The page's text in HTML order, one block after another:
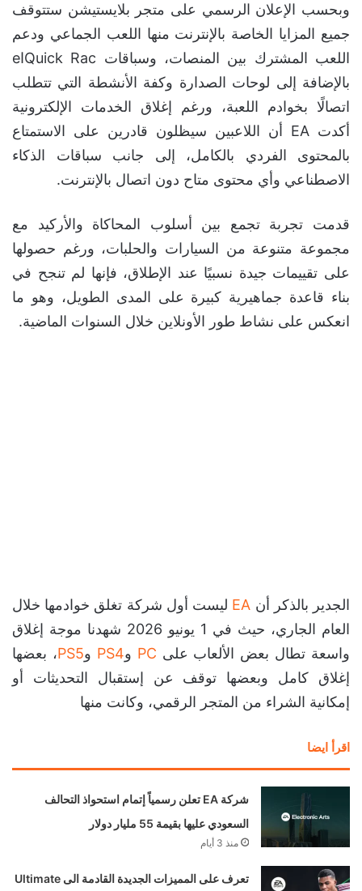
وبحسب الإعلان الرسمي على متجر بلايستيشن ستتوقف
جميع المزايا الخاصة بالإنترنت منها اللعب الجماعي ودعم
اللعب المشترك بين المنصات، وسباقات Quick Racاe
بالإضافة إلى لوحات الصدارة وكفة الأنشطة التي تتطلب
اتصالًا بخوادم اللعبة، ورغم إغلاق الخدمات الإلكترونية
أكدت EA أن اللاعبين سيظلون قادرين على الاستمتاع
بالمحتوى الفردي بالكامل، إلى جانب سباقات الذكاء
الاصطناعي وأي محتوى متاح دون اتصال بالإنترنت.
قدمت تجربة تجمع بين أسلوب المحاكاة والأركيد مع
مجموعة متنوعة من السيارات والحلبات، ورغم حصولها
على تقييمات جيدة نسبيًا عند الإطلاق، فإنها لم تنجح في
بناء قاعدة جماهيرية كبيرة على المدى الطويل، وهو ما
انعكس على نشاط طور الأونلاين خلال السنوات الماضية.
الجدير بالذكر أن EA ليست أول شركة تغلق خوادمها خلال
العام الجاري، حيث في 1 يونيو 2026 شهدنا موجة إغلاق
واسعة تطال بعض الألعاب على PC وPS4 وPS5، بعضها
إغلاق كامل وبعضها توقف عن إستقبال التحديثات أو
إمكانية الشراء من المتجر الرقمي، وكانت منها
اقرأ ايضا
شركة EA تعلن رسمياً إتمام استحواذ التحالف
السعودي عليها بقيمة 55 مليار دولار
منذ 3 أيام
تعرف على المميزات الجديدة القادمة الى Ultimate